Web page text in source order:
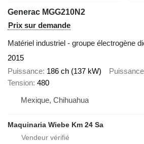
Generac MGG210N2
Prix sur demande
Matériel industriel - groupe électrogène
2015
Puissance 186 ch (137 kW) Puissance
Tension 480
Mexique, Chihuahua
Maquinaria Wiebe Km 24 Sa